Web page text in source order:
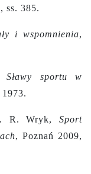
ss. 385.
i wspomnienia,
Sławy sportu w
1973.
R. Wryk,Sport
, Poznań 2009,